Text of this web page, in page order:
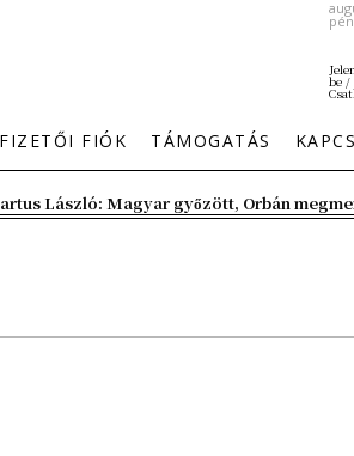
be /
FIÓK TÁMOGATÁS
László: Magyar győzött, Orbán